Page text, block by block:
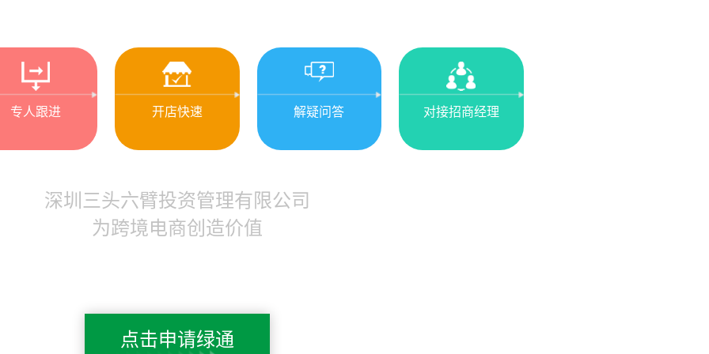
专人跟进 开店快速 解疑问答 对接招商经理
深圳三头六臂投资管理有限公司
为跨境电商创造价值
点击申请绿通